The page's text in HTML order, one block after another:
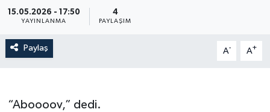
15.05.2026 - 17:50
YAYINLANMA
4
PAYLAŞIM
Paylaş A- A+
“Aboooov,” dedi.